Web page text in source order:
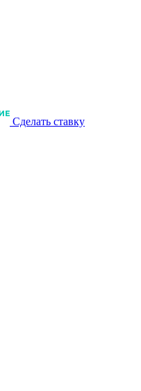
Сделать ставку